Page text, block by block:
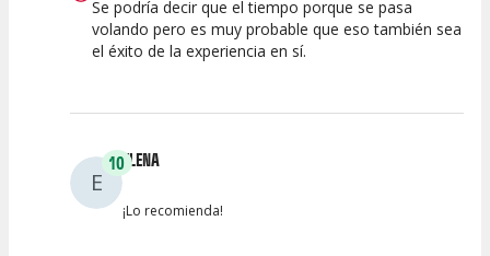
Se podría decir que el tiempo porque se pasa
volando pero es muy probable que eso también sea
el éxito de la experiencia en sí.
E
10ELENA
¡Lo recomienda!